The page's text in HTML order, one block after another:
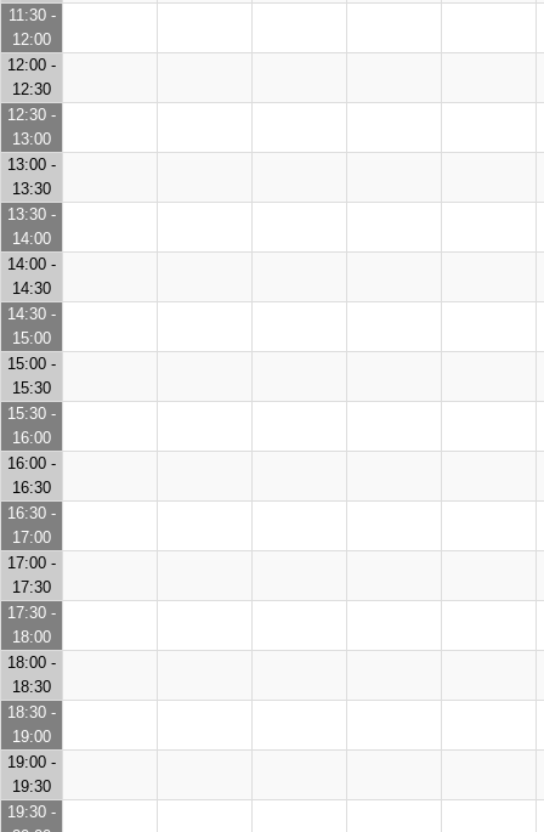
11:30 -
12:00
12:00 -
12:30
12:30 -
13:00
13:00 -
13:30
13:30 -
14:00
14:00 -
14:30
14:30 -
15:00
15:00 -
15:30
15:30 -
16:00
16:00 -
16:30
16:30 -
17:00
17:00 -
17:30
17:30 -
18:00
18:00 -
18:30
18:30 -
19:00
19:00 -
19:30
19:30 -